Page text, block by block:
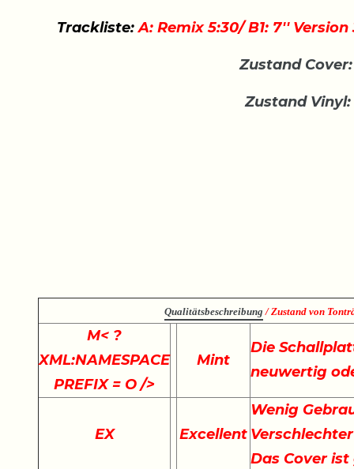
Trackliste:A: Remix 5:30/ B1: 7'' Version
Zustand Cover:
Zustand Vinyl:
Qualitätsbeschreibung / Zustand von
M< ?
XML:NAMESPACE
PREFIX = O />
Mint
Die
neuwertig
EX Excellent
Wenig
Das Cover